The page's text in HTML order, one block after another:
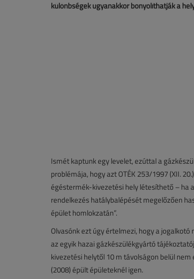
különbségek ugyanakkor bonyolíthatják a
Ismét kaptunk egy levelet, ezúttal a
problémája, hogy azt OTÉK 253/1997 (XII.
égéstermék-kivezetési hely létesíthető – ha
rendelkezés hatálybalépését megelőzően
épület homlokzatán”.
Olvasónk ezt úgy értelmezi, hogy a
az egyik hazai gázkészülékgyártó
kivezetési helytől 10 m távolságon belül
(2008) épült épületeknél igen.